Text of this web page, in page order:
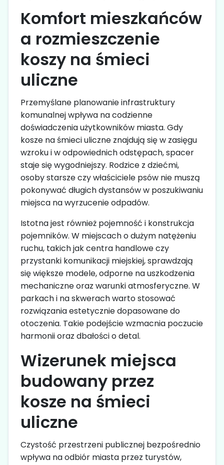
Komfort mieszkańców
a rozmieszczenie
koszy na śmieci
uliczne
Przemyślane planowanie infrastruktury
komunalnej wpływa na codzienne
doświadczenia użytkowników miasta. Gdy
kosze na śmieci uliczne znajdują się w zasięgu
wzroku i w odpowiednich odstępach, spacer
staje się wygodniejszy. Rodzice z dziećmi,
osoby starsze czy właściciele psów nie muszą
pokonywać długich dystansów w poszukiwaniu
miejsca na wyrzucenie odpadów.
Istotna jest również pojemność i konstrukcja
pojemników. W miejscach o dużym natężeniu
ruchu, takich jak centra handlowe czy
przystanki komunikacji miejskiej, sprawdzają
się większe modele, odporne na uszkodzenia
mechaniczne oraz warunki atmosferyczne. W
parkach i na skwerach warto stosować
rozwiązania estetycznie dopasowane do
otoczenia. Takie podejście wzmacnia poczucie
harmonii oraz dbałości o detal.
Wizerunek miejsca
budowany przez
kosze na śmieci
uliczne
Czystość przestrzeni publicznej bezpośrednio
wpływa na odbiór miasta przez turystów,